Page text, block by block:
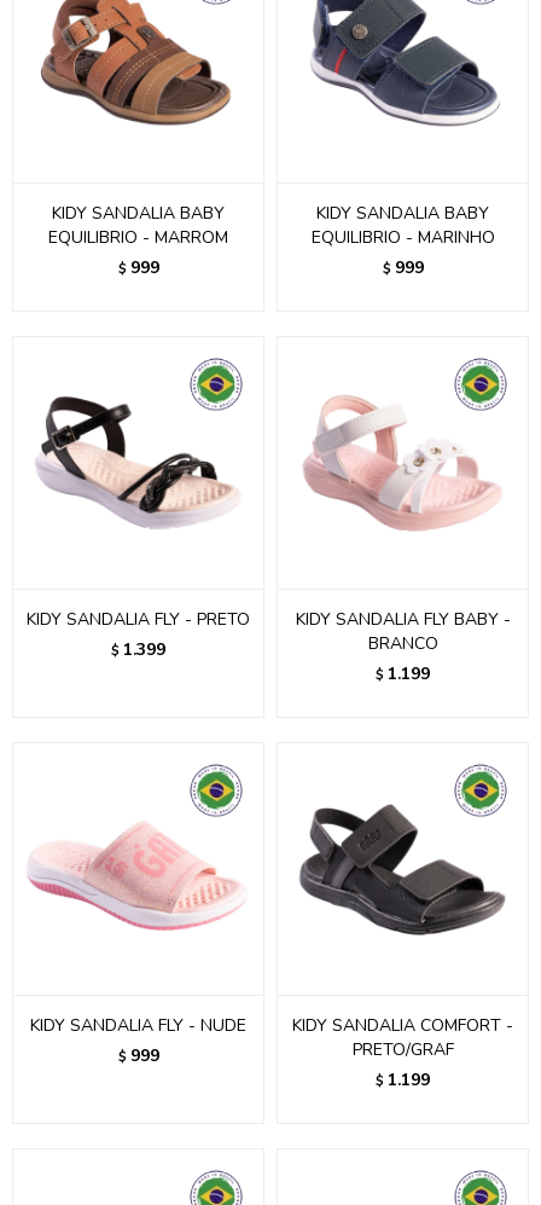
KIDY SANDALIA BABY
EQUILIBRIO - MARROM
$ 999
KIDY SANDALIA BABY
EQUILIBRIO - MARINHO
$ 999
KIDY SANDALIA FLY - PRETO
$ 1.399
KIDY SANDALIA FLY BABY -
BRANCO
$ 1.199
KIDY SANDALIA FLY - NUDE
$ 999
KIDY SANDALIA COMFORT -
PRETO/GRAF
$ 1.199